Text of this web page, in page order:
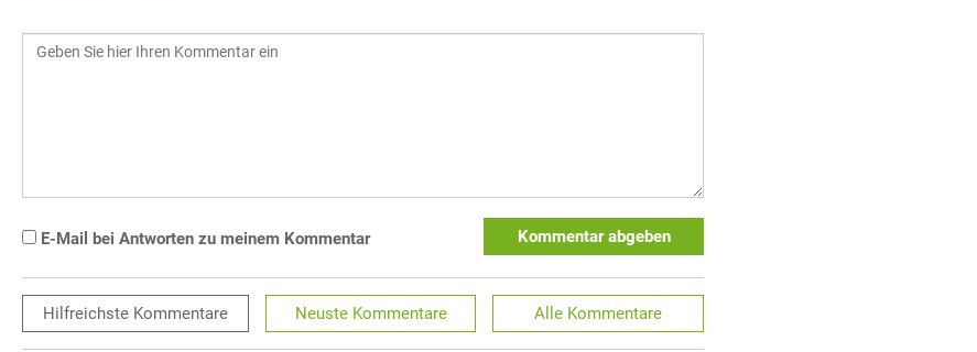
E-Mail bei Antworten zu meinem Kommentar Kommentar abgeben
Hilfreichste Kommentare Neuste Kommentare Alle Kommentare